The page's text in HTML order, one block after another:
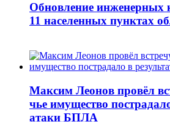
Обновление инженерных
11 населенных пунктах
Максим Леонов провёл
чье имущество
атаки БПЛА